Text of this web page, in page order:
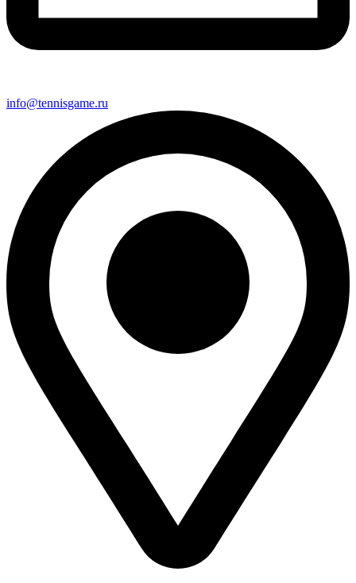
info@tennisgame.ru